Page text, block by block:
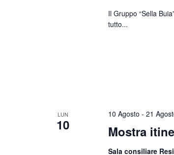
Il Gruppo “Sella
tutto...
LUN
10 Mostra
10 Agosto - 21
Sala consiliare